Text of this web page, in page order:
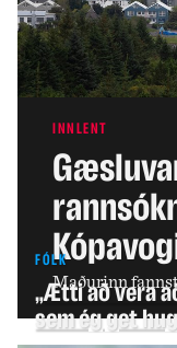
INNLENT
Maðurinn
FÓLK
„Ætti að vera
sem ég get